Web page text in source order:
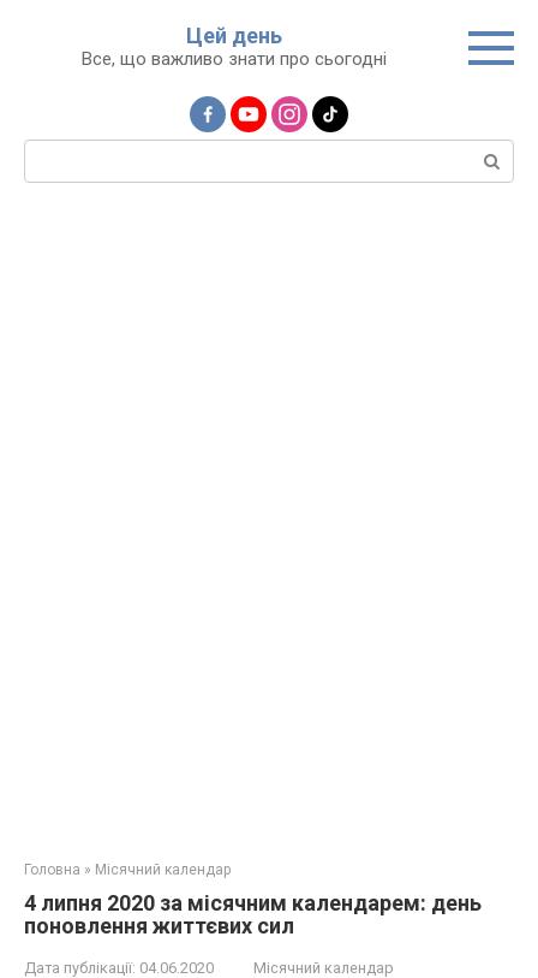
Цей день
Все, що важливо знати про сьогодні
Пошук:
Головна » Місячний календар
4 липня 2020 за місячним календарем: день
поновлення життєвих сил
Дата публікації: 04.06.2020 Місячний календар